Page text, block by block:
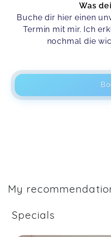
Was
Buche dir hier einen
Termin mit mir. Ich
nochmal die
My
Specials